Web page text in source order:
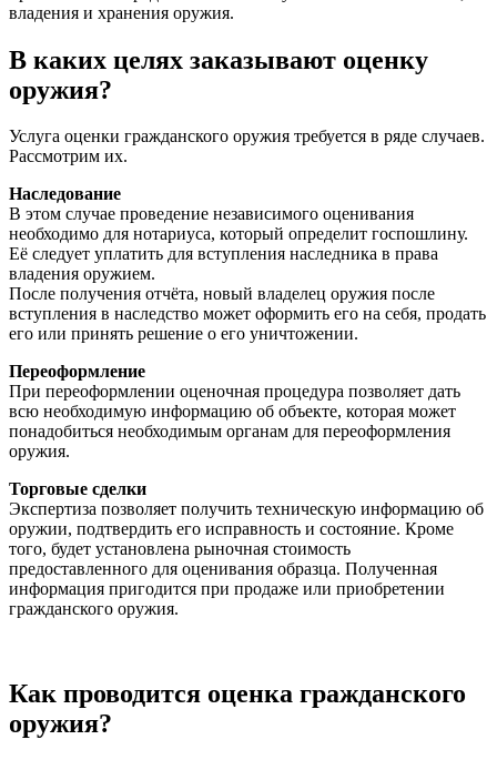
владения и хранения оружия.
В каких целях заказывают оценку
оружия?
Услуга оценки гражданского оружия требуется в ряде случаев.
Рассмотрим их.
Наследование
В этом случае проведение независимого оценивания
необходимо для нотариуса, который определит госпошлину.
Её следует уплатить для вступления наследника в права
владения оружием.
После получения отчёта, новый владелец оружия после
вступления в наследство может оформить его на себя, продать
его или принять решение о его уничтожении.
Переоформление
При переоформлении оценочная процедура позволяет дать
всю необходимую информацию об объекте, которая может
понадобиться необходимым органам для переоформления
оружия.
Торговые сделки
Экспертиза позволяет получить техническую информацию об
оружии, подтвердить его исправность и состояние. Кроме
того, будет установлена рыночная стоимость
предоставленного для оценивания образца. Полученная
информация пригодится при продаже или приобретении
гражданского оружия.
Как проводится оценка гражданского
оружия?